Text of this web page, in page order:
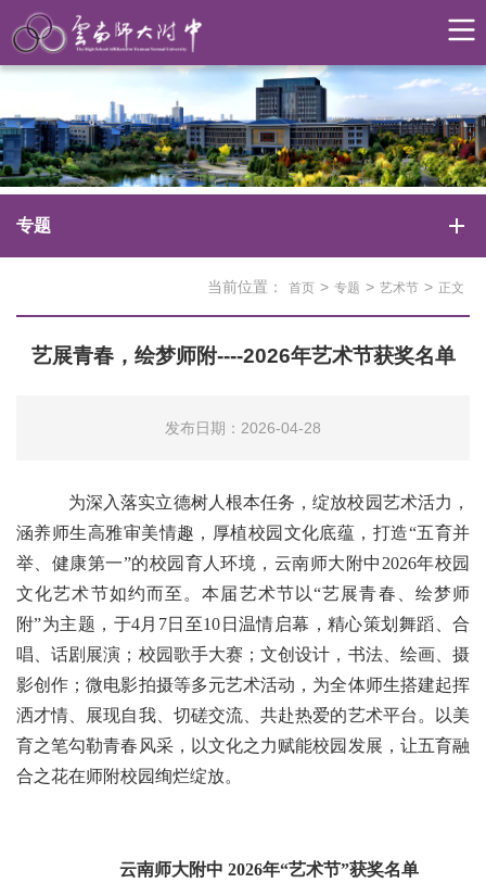
专题
当前位置： 首页 > 专题 > 艺术节 > 正文
艺展青春，绘梦师附----2026年艺术节获奖名单
发布日期：2026-04-28
为深入落实立德树人根本任务，绽放校园艺术活力，
涵养师生高雅审美情趣，厚植校园文化底蕴，打造“五育并
举、健康第一”的校园育人环境，云南师大附中2026年校园
文化艺术节如约而至。本届艺术节以“艺展青春、绘梦师
附”为主题，于4月7日至10日温情启幕，精心策划舞蹈、合
唱、话剧展演；校园歌手大赛；文创设计，书法、绘画、摄
影创作；微电影拍摄等多元艺术活动，为全体师生搭建起挥
洒才情、展现自我、切磋交流、共赴热爱的艺术平台。以美
育之笔勾勒青春风采，以文化之力赋能校园发展，让五育融
合之花在师附校园绚烂绽放。
云南师大附中 2026年“艺术节”获奖名单